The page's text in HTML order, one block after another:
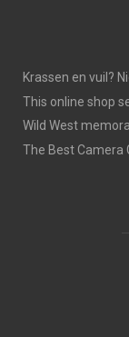
Krassen en vuil?
This online shop
Wild West
The Best Camera